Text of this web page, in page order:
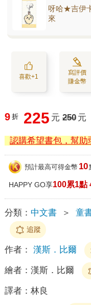
呀哈★吉伊
來
喜歡+1
寫評價
賺金幣
9 折 225 元 250 元
認購希望書包，幫助
預計最高可得金幣 10
HAPPY GO享100累1點
分類： 中文書 ＞ 童
追蹤
作者： 漢斯．比爾
繪者： 漢斯．比爾
譯者： 林良